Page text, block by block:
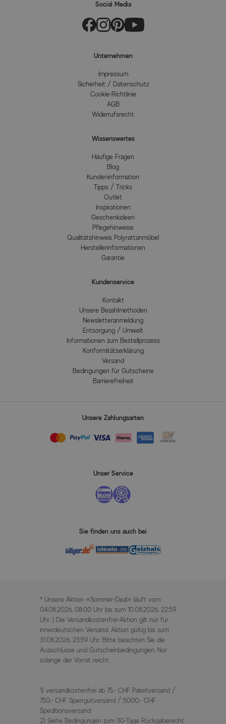
Social Media
Unternehmen
Impressum
Sicherheit / Datenschutz
Cookie-Richtlinie
AGB
Widerrufsrecht
Wissenswertes
Häufige Fragen
Blog
Kundeninformation
Tipps / Tricks
Outlet
Inspirationen
Geschenkideen
Pflegehinweise
Qualitätshinweis Polyrattanmöbel
Herstellerinformationen
Garantie
Kundenservice
Kontakt
Unsere Bezahlmethoden
Newsletteranmeldung
Entsorgung / Umwelt
Informationen zum Bestellprozess
Konformitätserklärung
Versand
Bedingungen für Gutscheine
Barrierefreiheit
Unsere Zahlungsarten
Unser Service
Sie finden uns auch bei
* Unsere Aktion «Sommer-Deal» läuft vom
04.08.2026, 08:00 Uhr bis zum 10.08.2026, 22:59
Uhr. | Die Versandkostenfrei-Aktion gilt nur für
innerdeutschen Versand. Aktion gültig bis zum
31.08.2026, 23:59 Uhr. Bitte beachten Sie die
Ausschlüsse und Gutscheinbedingungen. Nur
solange der Vorrat reicht.
1) versandkostenfrei ab 75,- CHF Paketversand /
750,- CHF Sperrgutversand / 5000,- CHF
Speditionsversand
2) Siehe Bedingungen zum 30-Tage Rückgaberecht